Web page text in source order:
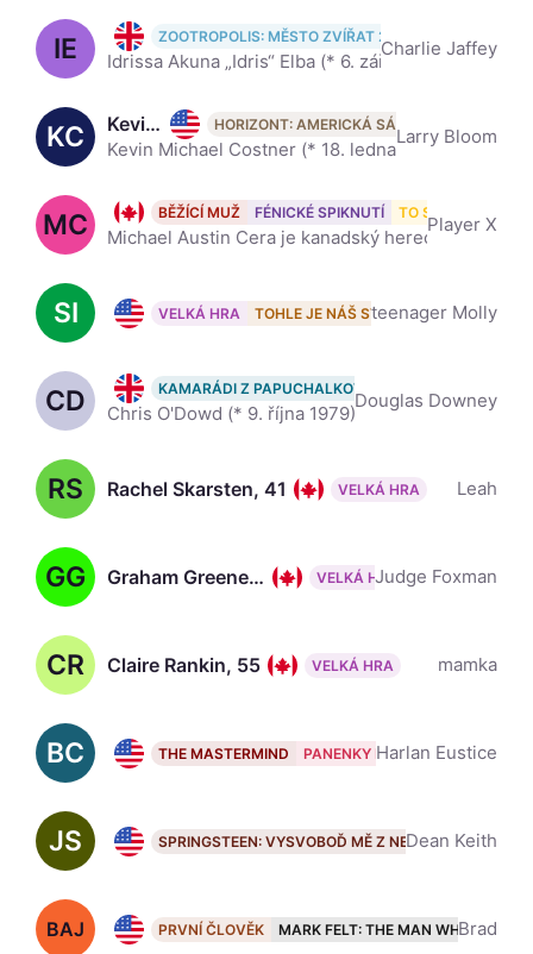
IE Idris Elba, 53
ZOOTROPOLIS: MĚSTO ZVÍŘAT 2 DŮM PLNÝ
Idrissa Akuna „Idris“ Elba (* 6. září 1972 Londýn) je britský herec, hudebník a DJ. Wikipedia
Charlie Jaffey
KC Kevin Costner, 71 HORIZONT: AMERICKÁ SÁGA
Kevin Michael Costner (* 18. ledna 1955, Lynwood) je americký herec, zpěvák, režisér a producent. Jeden z jeho nejúspěšnějších filmů je Tanec s vlky (1990), který vyhrál sedm Oscarů (včetně kategorie n
Larry Bloom
MC Michael Cera, 38
BĚŽÍCÍ MUŽ FÉNICKÉ SPIKNUTÍ TO SE MI SNAD
Michael Austin Cera je kanadský herec a režisér narozený ve městě Brampton v kanadském Ontariu. Wikipedia
Player X
SI Samantha Isler, 27
VELKÁ HRA TOHLE JE NÁŠ SVĚTteenager Molly
CD Chris O'Dowd, 46
KAMARÁDI Z PAPUCHALKOVY SKÁLY
Chris O'Dowd (* 9. října 1979) je irský herec, známý hlavně Irsku a Spojeném království díky svému účinkování v tamních show a seriálech. Jednou z jeho rolí je například Roy v seriálu The IT Crowd. Wik
Douglas Downey
RS Rachel Skarsten, 41 VELKÁ HRA Leah
GG Graham Greene, 73 ✝ 1952 – 2025 VELKÁ HRAJudge Foxman
CR Claire Rankin, 55 VELKÁ HRA mamka
BC Bill CampTHE MASTERMIND PANENKY NA ÚTĚKU DÁMSKÝ
Harlan Eustice
JS Jeremy Strong, 47
SPRINGSTEEN: VYSVOBOĎ MĚ Z NEZNÁMA THE
Dean Keith
BAJ Brian D’Arcy James, 58
PRVNÍ ČLOVĚK MARK FELT: THE MAN WHOBrad